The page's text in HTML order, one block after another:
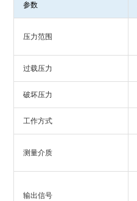
参数
压力范围
过载压力
破坏压力
工作方式
测量介质
输出信号